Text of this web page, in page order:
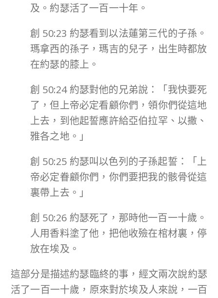
及。約瑟活了一百一十年。
創 50:23 約瑟看到以法蓮第三代的子孫。
瑪拿西的孫子，瑪吉的兒子，出生時都放
在約瑟的膝上。
創 50:24 約瑟對他的兄弟說：「我快要死
了，但上帝必定看顧你們，領你們從這地
上去，到他起誓應許給亞伯拉罕、以撒、
雅各之地。」
創 50:25 約瑟叫以色列的子孫起誓：「上
帝必定眷顧你們，你們要把我的骸骨從這
裏帶上去。」
創 50:26 約瑟死了，那時他一百一十歲。
人用香料塗了他，把他收殮在棺材裏，停
放在埃及。
這部分是描述約瑟臨終的事，經文兩次說約瑟
活了一百一十歲，原來對於埃及人來說，一百